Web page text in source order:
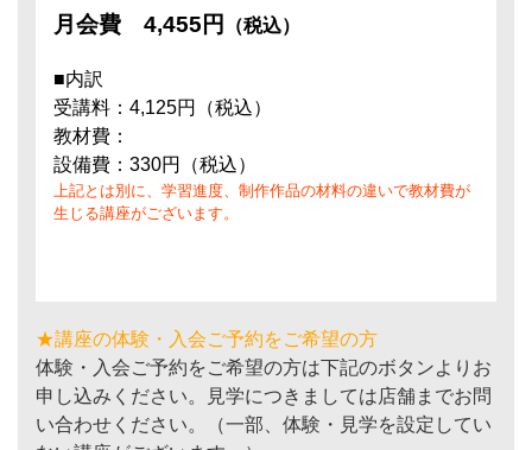
月会費 4,455円 （税込）
■内訳
受講料：4,125円（税込）
教材費：
設備費：330円（税込）
上記とは別に、学習進度、制作作品の材料の違いで教材費が
生じる講座がございます。
★講座の体験・入会ご予約をご希望の方
体験・入会ご予約をご希望の方は下記のボタンよりお
申し込みください。見学につきましては店舗までお問
い合わせください。（一部、体験・見学を設定してい